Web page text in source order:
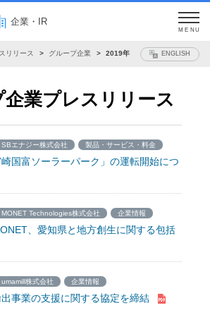
企業・IR
MENU
リリース グループ企業 2019年 ENGLISH
企業プレスリリース
SBエナジー株式会社 製品・サービス・料金
崎国富ソーラーパーク」の運転開始につ
MONET Technologies株式会社 企業情報
、愛知県と地方創生に関する包括
umamill株式会社 企業情報
事業の支援に関する協定を締結